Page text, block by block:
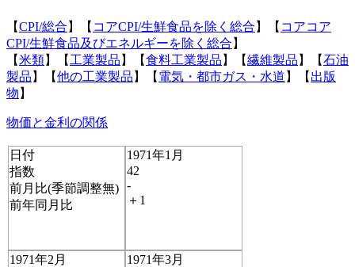
【CPI/総合 】【 コアCPI/生鮮食品を除く総合 】【 コアコア
CPI/生鮮食品及びエネルギーを除く総合 】
【米類】【 工業製品 】【食料工業製品 】【繊維製品 】【石油
製品 】【他の工業製品 】【 電気・都市ガス・水道 】【 出版
物 】
物価と金利の関係
日付
指数
前月比(季節調整無)
前年同月比
1971年1月
42
-
＋1
1971年2月
1971年3月